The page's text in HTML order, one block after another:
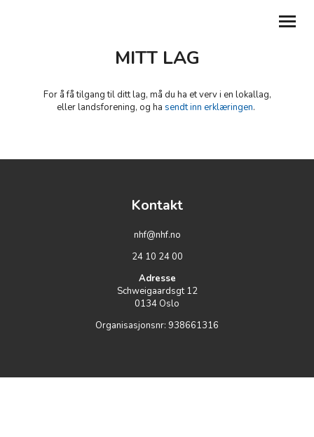
BLI MEDLEM
MITT LAG
For å få tilgang til ditt lag, må du ha et verv i en lokallag,
eller landsforening, og ha sendt inn erklæringen.
Kontakt
nhf@nhf.no
24 10 24 00
Adresse
Schweigaardsgt 12
0134 Oslo
Organisasjonsnr: 938661316